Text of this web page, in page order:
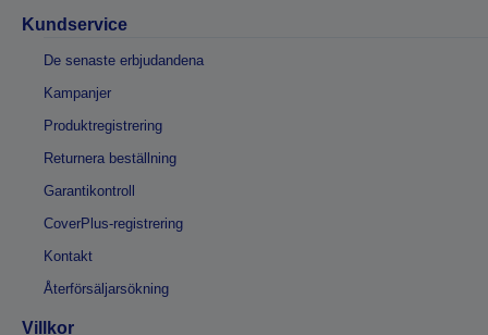
Kundservice
De senaste erbjudandena
Kampanjer
Produktregistrering
Returnera beställning
Garantikontroll
CoverPlus-registrering
Kontakt
Återförsäljarsökning
Villkor